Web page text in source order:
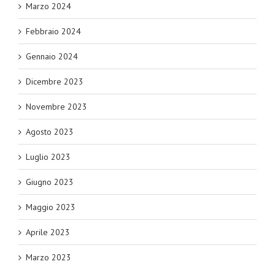
Marzo 2024
Febbraio 2024
Gennaio 2024
Dicembre 2023
Novembre 2023
Agosto 2023
Luglio 2023
Giugno 2023
Maggio 2023
Aprile 2023
Marzo 2023